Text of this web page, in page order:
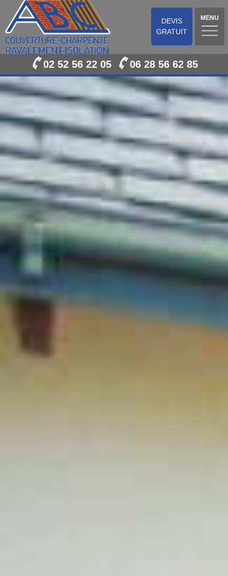
DEVIS
GRATUIT
MENU
02 52 56 22 05 06 28 56 62 85